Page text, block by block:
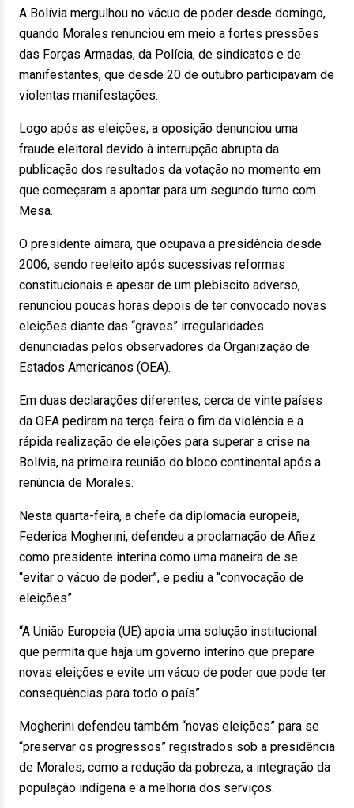
A Bolívia mergulhou no vácuo de poder desde domingo,
quando Morales renunciou em meio a fortes pressões
das Forças Armadas, da Polícia, de sindicatos e de
manifestantes, que desde 20 de outubro participavam de
violentas manifestações.
Logo após as eleições, a oposição denunciou uma
fraude eleitoral devido à interrupção abrupta da
publicação dos resultados da votação no momento em
que começaram a apontar para um segundo turno com
Mesa.
O presidente aimara, que ocupava a presidência desde
2006, sendo reeleito após sucessivas reformas
constitucionais e apesar de um plebiscito adverso,
renunciou poucas horas depois de ter convocado novas
eleições diante das “graves” irregularidades
denunciadas pelos observadores da Organização de
Estados Americanos (OEA).
Em duas declarações diferentes, cerca de vinte países
da OEA pediram na terça-feira o fim da violência e a
rápida realização de eleições para superar a crise na
Bolívia, na primeira reunião do bloco continental após a
renúncia de Morales.
Nesta quarta-feira, a chefe da diplomacia europeia,
Federica Mogherini, defendeu a proclamação de Añez
como presidente interina como uma maneira de se
“evitar o vácuo de poder”, e pediu a “convocação de
eleições”.
“A União Europeia (UE) apoia uma solução institucional
que permita que haja um governo interino que prepare
novas eleições e evite um vácuo de poder que pode ter
consequências para todo o país”.
Mogherini defendeu também “novas eleições” para se
“preservar os progressos” registrados sob a presidência
de Morales, como a redução da pobreza, a integração da
população indígena e a melhoria dos serviços.